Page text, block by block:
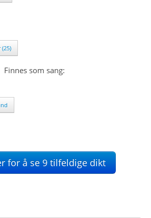
Finnes som sang:
for å se 9 tilfeldige dikt